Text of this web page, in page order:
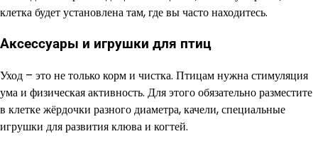
клетка будет установлена там, где вы часто находитесь.
Аксессуары и игрушки для птиц
Уход – это не только корм и чистка. Птицам нужна стимуляция
ума и физическая активность. Для этого обязательно разместите
в клетке жёрдочки разного диаметра, качели, специальные
игрушки для развития клюва и когтей.